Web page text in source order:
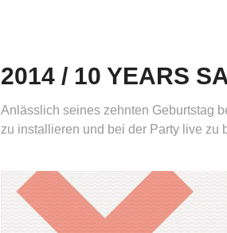
2014 / 10 YEARS
Anlässlich seines zehnten Geburtstag
zu installieren und bei der Party live zu